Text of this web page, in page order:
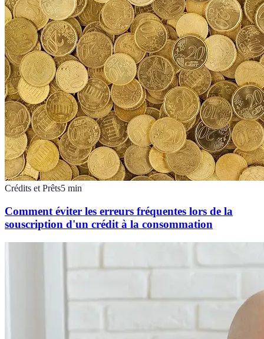
Crédits et Prêts5 min
Comment éviter les erreurs fréquentes lors de la
souscription d'un crédit à la consommation